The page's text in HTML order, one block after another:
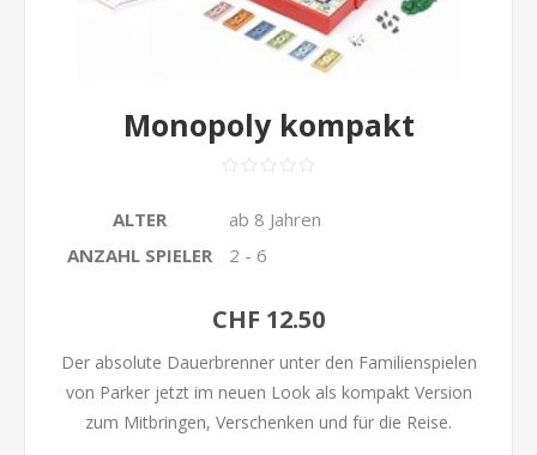
Monopoly kompakt
ALTER
ab 8 Jahren
ANZAHL SPIELER
2 - 6
CHF 12.50
Der absolute Dauerbrenner unter den Familienspielen
von Parker jetzt im neuen Look als kompakt Version
zum Mitbringen, Verschenken und für die Reise.